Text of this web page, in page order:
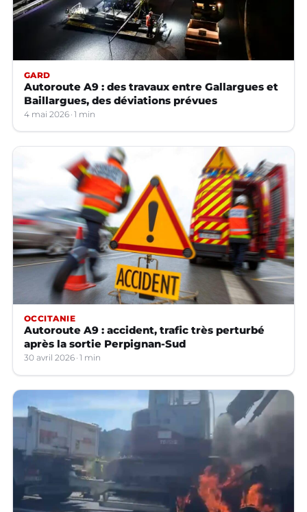
GARD
Autoroute A9 : des travaux entre Gallargues et
Baillargues, des déviations prévues
4 mai 2026 1 min
OCCITANIE
Autoroute A9 : accident, trafic très perturbé
après la sortie Perpignan-Sud
30 avril 2026 1 min